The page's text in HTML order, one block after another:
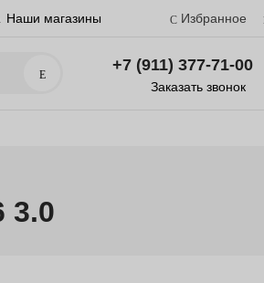
Наши магазины Избранное
Поиск +7 (911) 377-71-00
Заказать звонок
3.0